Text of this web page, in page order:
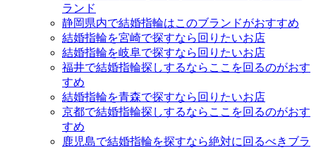
ランド
静岡県内で結婚指輪はこのブランドがおすすめ
結婚指輪を宮崎で探すなら回りたいお店
結婚指輪を岐阜で探すなら回りたいお店
福井で結婚指輪探しするならここを回るのがおす
すめ
結婚指輪を青森で探すなら回りたいお店
京都で結婚指輪探しするならここを回るのがおす
すめ
鹿児島で結婚指輪を探すなら絶対に回るべきブラ